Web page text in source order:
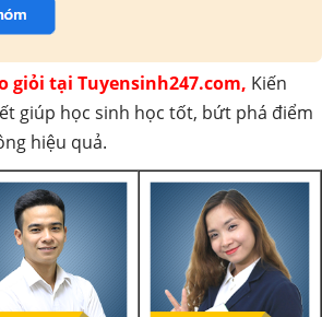
giỏi tại Tuyensinh247.com, Kiến
giúp học sinh học tốt, bứt phá điểm
hiệu quả.